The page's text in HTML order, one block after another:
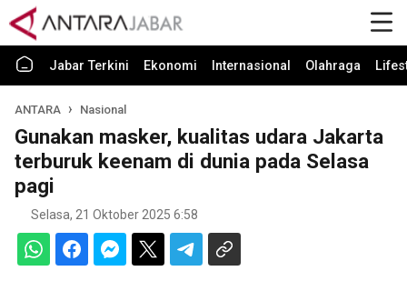
Jabar Terkini Ekonomi Internasional Olahraga
ANTARA Nasional
Gunakan masker, kualitas udara Jakarta
terburuk keenam di dunia pada Selasa
pagi
Selasa, 21 Oktober 2025 6:58